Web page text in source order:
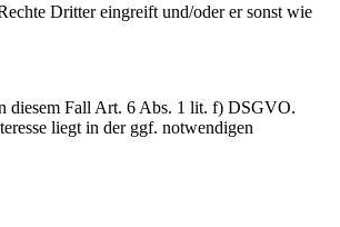
Dritter eingreift und/oder er sonst wie
diesem Fall Art. 6 Abs. 1 lit. f) DSGVO.
liegt in der ggf. notwendigen